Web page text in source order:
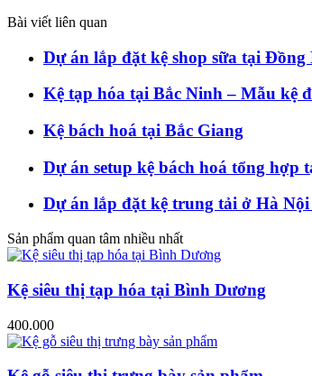
Bài viết liên quan
Dự án lắp đặt kệ shop sữa tại Đồng
Kệ tạp hóa tại Bắc Ninh – Mẫu kệ
Kệ bách hoá tại Bắc Giang
Dự án setup kệ bách hoá tổng hợp
Dự án lắp đặt kệ trung tải ở Hà
Sản phẩm quan tâm nhiều nhất
Kệ siêu thị tạp hóa tại Bình Dương
400.000